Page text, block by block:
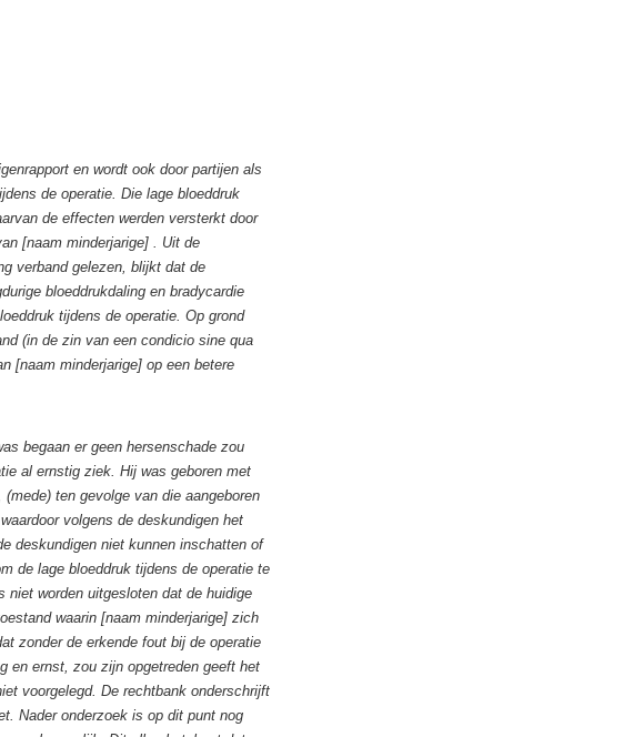
en wordt ook door partijen als
de operatie. Die lage bloeddruk
de effecten werden versterkt door
[naam minderjarige] . Uit de
verband gelezen, blijkt dat de
bloeddrukdaling en bradycardie
tijdens de operatie. Op grond
(in de zin van een condicio sine qua
[naam minderjarige] op een betere
begaan er geen hersenschade zou
al ernstig ziek. Hij was geboren met
ten gevolge van die aangeboren
volgens de deskundigen het
deskundigen niet kunnen inschatten of
de lage bloeddruk tijdens de operatie te
niet worden uitgesloten dat de huidige
waarin [naam minderjarige] zich
zonder de erkende fout bij de operatie
en ernst, zou zijn opgetreden geeft het
voorgelegd. De rechtbank onderschrijft
Nader onderzoek is op dit punt nog